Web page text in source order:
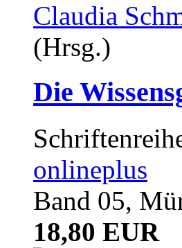
Claudia
(Hrsg.)
Die
onlineplus
Band 05,
18,80 EUR